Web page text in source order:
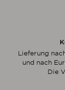
Lieferung
und nach
Die